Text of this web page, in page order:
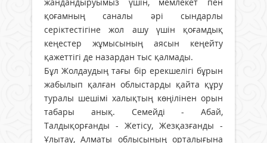
қоғамның саналы әрі сындарлы
серіктестігіне жол ашу үшін қоғамдық
кеңестер жұмысының аясын кеңейту
қажеттігі де назардан тыс қалмады.
Бұл Жолдаудың тағы бір ерекшелігі бұрын
жабылып қалған облыстарды қайта құру
туралы шешімі халықтың көңілінен орын
табары анық. Семейді - Абай,
Талдықорғанды - Жетісу, Жезқазғанды -
Ұлытау, Алматы облысының орталығына